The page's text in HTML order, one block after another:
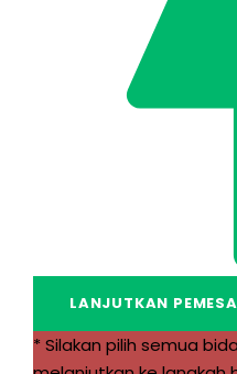
* Silakan pilih semua